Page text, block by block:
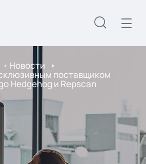
Новости
поставщиком
Hedgehog и Repscan